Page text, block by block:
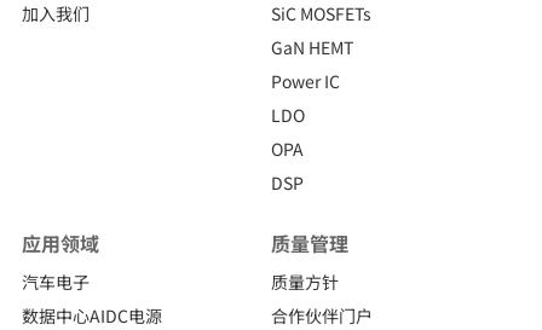
加入我们
SiC MOSFETs
GaN HEMT
Power IC
LDO
OPA
DSP
应用领域
汽车电子
数据中心AIDC电源
质量管理
质量方针
合作伙伴门户